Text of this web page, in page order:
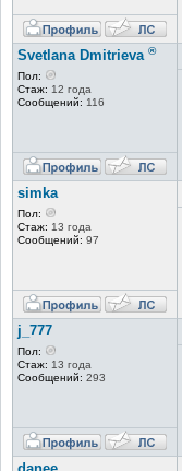
Svetlana Dmitrieva ®
Пол:
Стаж: 12 года
Сообщений: 116
simka
Пол:
Стаж: 13 года
Сообщений: 97
j_777
Пол:
Стаж: 13 года
Сообщений: 293